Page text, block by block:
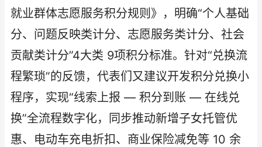
就业群体志愿服务积分规则》，明确“个人基础
分、问题反映类计分、志愿服务类计分、社会
贡献类计分”4大类 9项积分标准。针对“兑换流
程繁琐”的反馈，代表们又建议开发积分兑换小
程序，实现“线索上报 — 积分到账 — 在线兑
换”全流程数字化，同步推动新增子女托管优
惠、电动车充电折扣、商业保险减免等 10 余